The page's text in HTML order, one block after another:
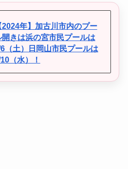
2024年】加古川市内のプー
開きは浜の宮市民プールは
（土）日岡山市民プールは
（水）！